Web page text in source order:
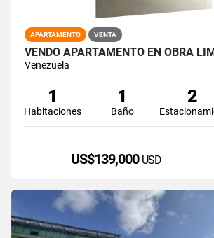
APARTAMENTO VENTA
VENDO APARTAMENTO EN OBRA
Venezuela
1
Habitaciones
1
Baño
2
US$139,000 USD